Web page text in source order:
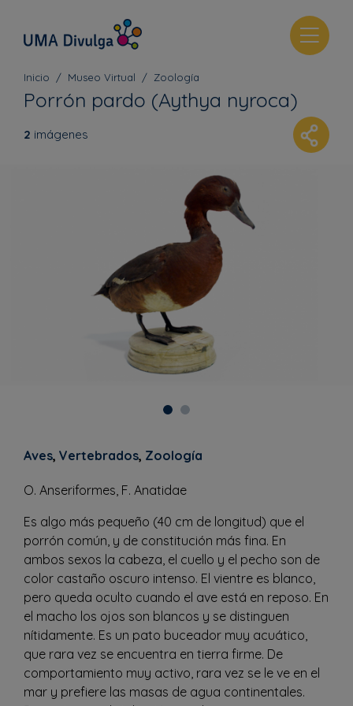
T
o
e
n
Inicio Museo Virtual Zoología
Porrón pardo (Aythya nyroca)
2 imágenes
Aves, Vertebrados, Zoología
O. Anseriformes, F. Anatidae
Es algo más pequeño (40 cm de longitud) que el
porrón común, y de constitución más fina. En
ambos sexos la cabeza, el cuello y el pecho son de
color castaño oscuro intenso. El vientre es blanco,
pero queda oculto cuando el ave está en reposo. En
el macho los ojos son blancos y se distinguen
nítidamente. Es un pato buceador muy acuático,
que rara vez se encuentra en tierra firme. De
comportamiento muy activo, rara vez se le ve en el
mar y prefiere las masas de agua continentales.